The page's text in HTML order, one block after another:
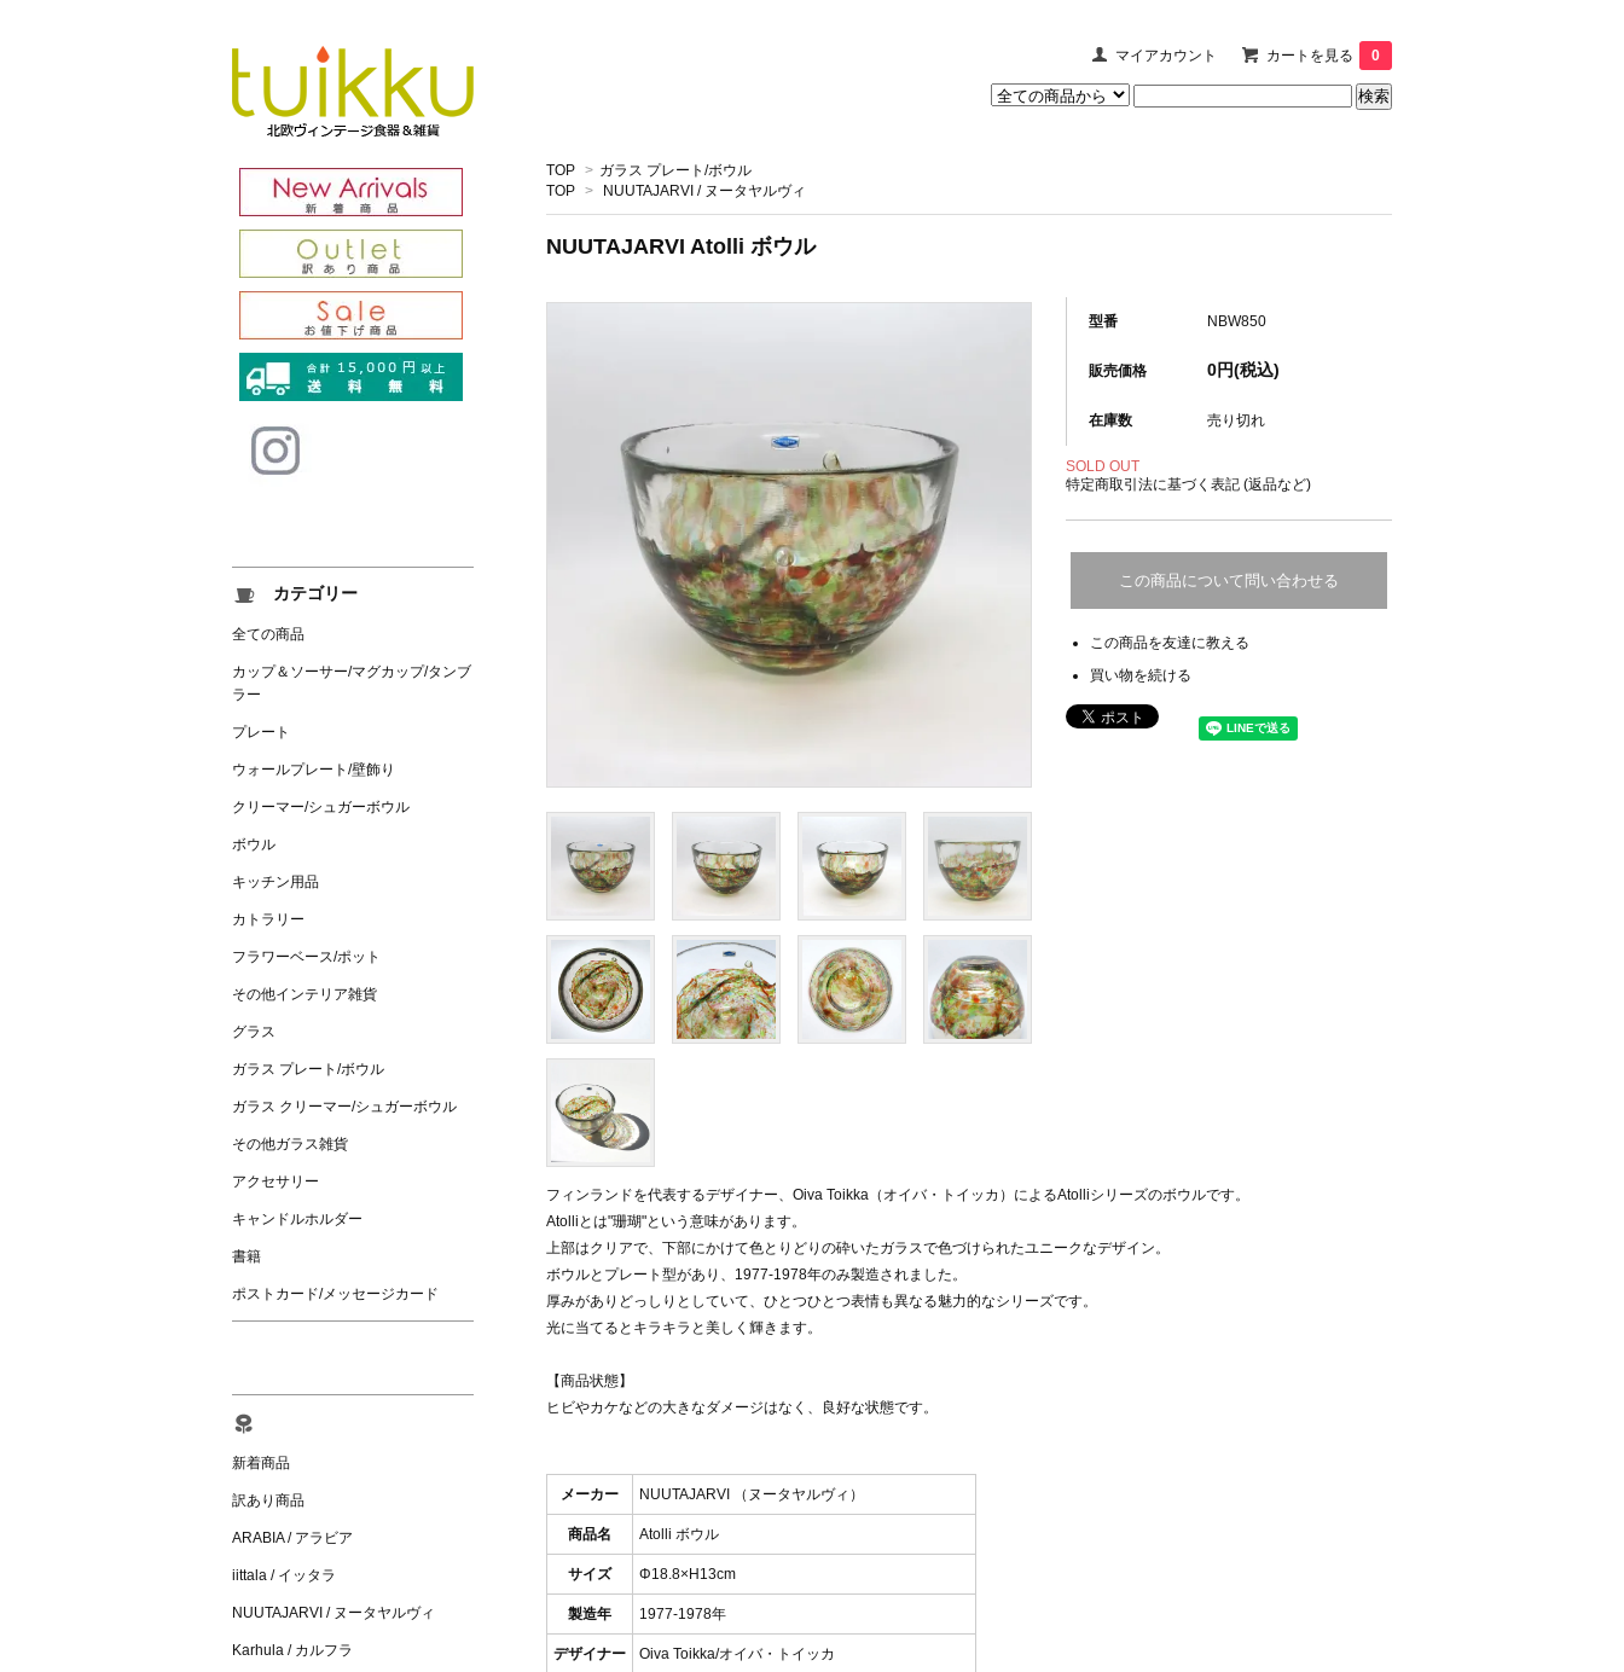
マイアカウント カートを見る 0
TOP > ガラス プレート/ボウル
TOP > NUUTAJARVI / ヌータヤルヴィ
NUUTAJARVI Atolli ボウル
型番 NBW850
販売価格 0円(税込)
在庫数 売り切れ
SOLD OUT
特定商取引法に基づく表記 (返品など)
この商品について問い合わせる
この商品を友達に教える
買い物を続ける
フィンランドを代表するデザイナー、Oiva Toikka（オイバ・トイッカ）によるAtolliシリーズのボウルです。
Atolliとは"珊瑚"という意味があります。
上部はクリアで、下部にかけて色とりどりの砕いたガラスで色づけられたユニークなデザイン。
ボウルとプレート型があり、1977-1978年のみ製造されました。
厚みがありどっしりとしていて、ひとつひとつ表情も異なる魅力的なシリーズです。
光に当てるとキラキラと美しく輝きます。
【商品状態】
ヒビやカケなどの大きなダメージはなく、良好な状態です。
メーカー NUUTAJARVI （ヌータヤルヴィ）
商品名 Atolli ボウル
サイズ Φ18.8×H13cm
製造年 1977-1978年
デザイナー Oiva Toikka/オイバ・トイッカ
カテゴリー
全ての商品
カップ＆ソーサー/マグカップ/タンブ
ラー
プレート
ウォールプレート/壁飾り
クリーマー/シュガーボウル
ボウル
キッチン用品
カトラリー
フラワーベース/ポット
その他インテリア雑貨
グラス
ガラス プレート/ボウル
ガラス クリーマー/シュガーボウル
その他ガラス雑貨
アクセサリー
キャンドルホルダー
書籍
ポストカード/メッセージカード
新着商品
訳あり商品
ARABIA / アラビア
iittala / イッタラ
NUUTAJARVI / ヌータヤルヴィ
Karhula / カルフラ